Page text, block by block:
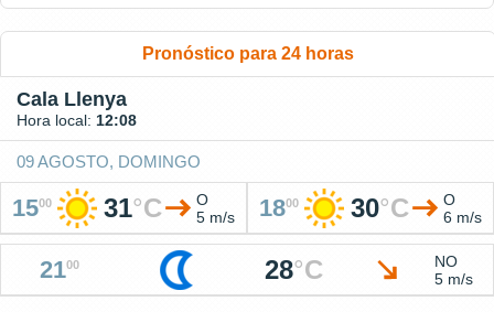
Pronóstico para 24 horas
Cala Llenya
Hora local: 12:08
09 AGOSTO, DOMINGO
1500 31°C
O
5 m/s
1800 30°C
O
6 m/s
2100 28°C
NO
5 m/s